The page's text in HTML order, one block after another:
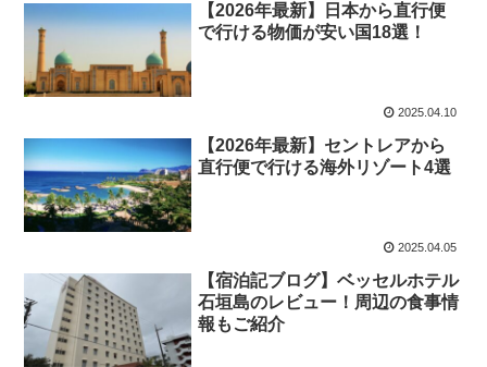
【2026年最新】日本から直行便
で行ける物価が安い国18選！
2025.04.10
【2026年最新】セントレアから
直行便で行ける海外リゾート4選
2025.04.05
【宿泊記ブログ】ベッセルホテル
石垣島のレビュー！周辺の食事情
報もご紹介